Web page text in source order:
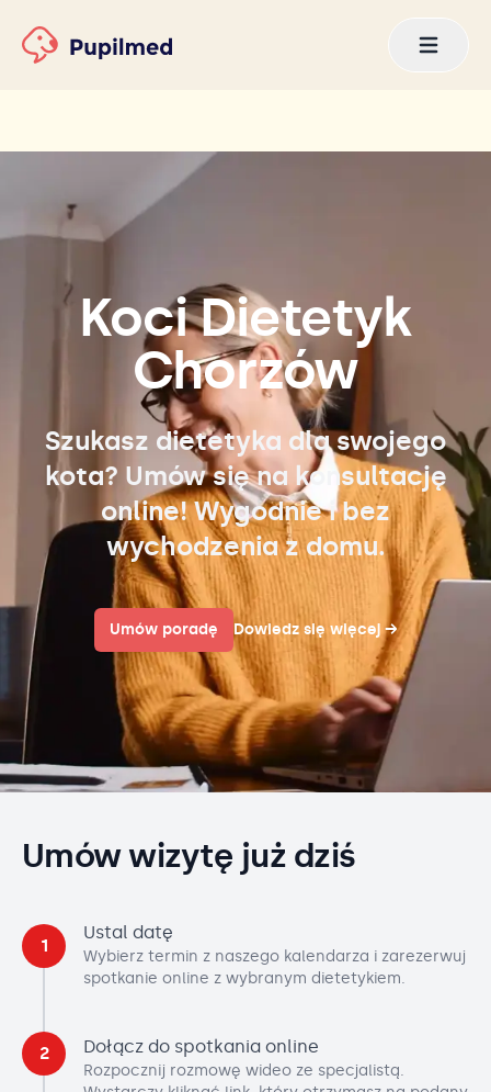
Koci Dietetyk
Chorzów
Szukasz dietetyka dla swojego
kota? Umów się na konsultację
online! Wygodnie i bez
wychodzenia z domu.
Umów poradę Dowiedz się więcej →
Umów wizytę już dziś
1
Ustal datę
Wybierz termin z naszego kalendarza i zarezerwuj
spotkanie online z wybranym dietetykiem.
2 Dołącz do spotkania online
Rozpocznij rozmowę wideo ze specjalistą.